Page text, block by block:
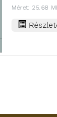
Méret: 25.68